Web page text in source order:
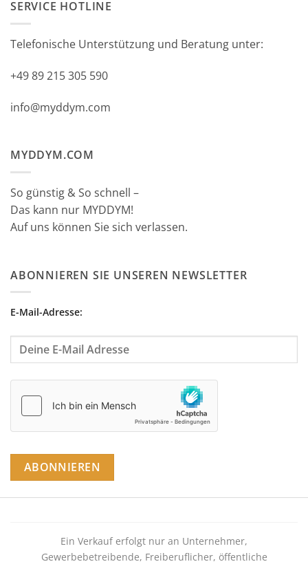
SERVICE HOTLINE
Telefonische Unterstützung und Beratung unter:
+49 89 215 305 590
info@myddym.com
MYDDYM.COM
So günstig & So schnell –
Das kann nur MYDDYM!
Auf uns können Sie sich verlassen.
ABONNIEREN SIE UNSEREN NEWSLETTER
E-Mail-Adresse:
Ein Verkauf erfolgt nur an Unternehmer,
Gewerbebetreibende, Freiberuflicher, öffentliche